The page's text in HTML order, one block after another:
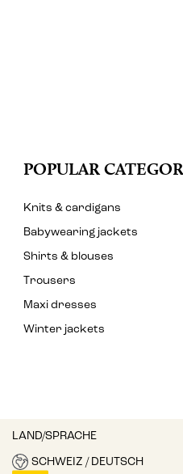
POPULAR
Knits & cardigans
Babywearing jackets
Shirts & blouses
Trousers
Maxi dresses
Winter jackets
LAND/SPRACHE
SCHWEIZ / DEUTSCH